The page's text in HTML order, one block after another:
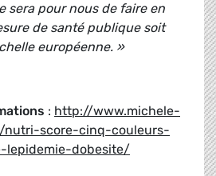
sera pour nous de faire en
de santé publique soit
européenne. »
: http://www.michele-
nutri-score-cinq-couleurs-
lepidemie-dobesite/